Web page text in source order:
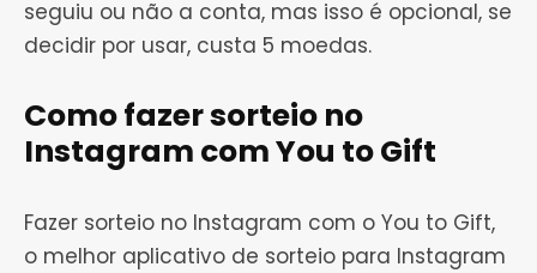
seguiu ou não a conta, mas isso é opcional, se
decidir por usar, custa 5 moedas.
Como fazer sorteio no
Instagram com You to Gift
Fazer sorteio no Instagram com o You to Gift,
o melhor aplicativo de sorteio para Instagram